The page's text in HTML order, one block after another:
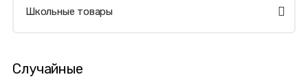
Школьные товары
Случайные